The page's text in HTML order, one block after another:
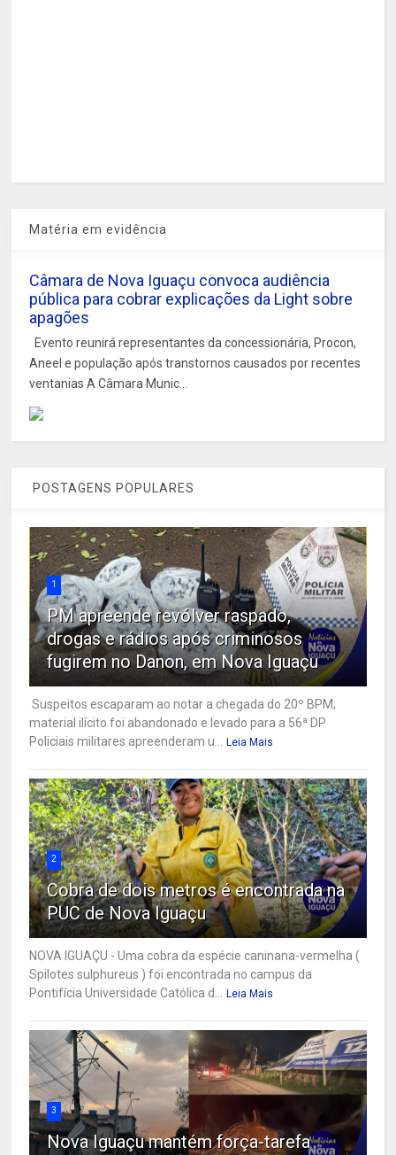
Matéria em evidência
Câmara de Nova Iguaçu convoca audiência
pública para cobrar explicações da Light sobre
apagões
Evento reunirá representantes da concessionária, Procon,
Aneel e população após transtornos causados por recentes
ventanias A Câmara Munic...
POSTAGENS POPULARES
1
PM apreende revólver raspado,
drogas e rádios após criminosos
fugirem no Danon, em Nova Iguaçu
Suspeitos escaparam ao notar a chegada do 20º BPM;
material ilícito foi abandonado e levado para a 56ª DP
Policiais militares apreenderam u...
Leia Mais
2
Cobra de dois metros é encontrada na
PUC de Nova Iguaçu
NOVA IGUAÇU - Uma cobra da espécie caninana-vermelha (
Spilotes sulphureus ) foi encontrada no campus da
Pontifícia Universidade Católica d...
Leia Mais
3
Nova Iguaçu mantém força-tarefa